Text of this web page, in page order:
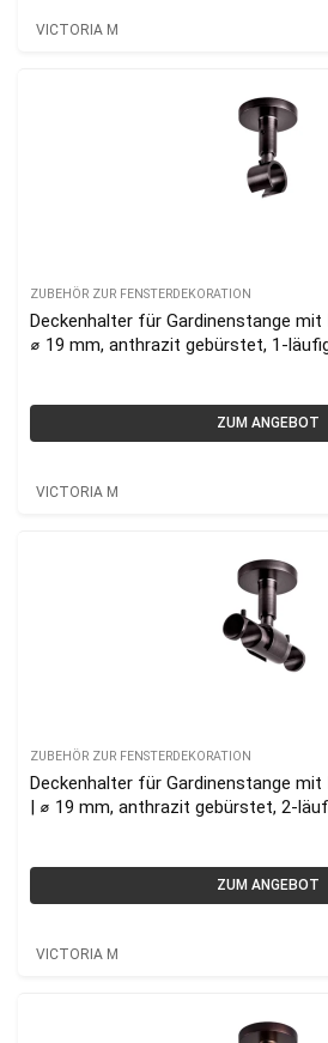
VICTORIA M
ZUBEHÖR ZUR FENSTERDEKORATION
Deckenhalter für Gardinenstange mit
⌀ 19 mm, anthrazit gebürstet, 1-
ZUM ANGEBOT
VICTORIA M
ZUBEHÖR ZUR FENSTERDEKORATION
Deckenhalter für Gardinenstange mit
| ⌀ 19 mm, anthrazit gebürstet, 2-
ZUM ANGEBOT
VICTORIA M